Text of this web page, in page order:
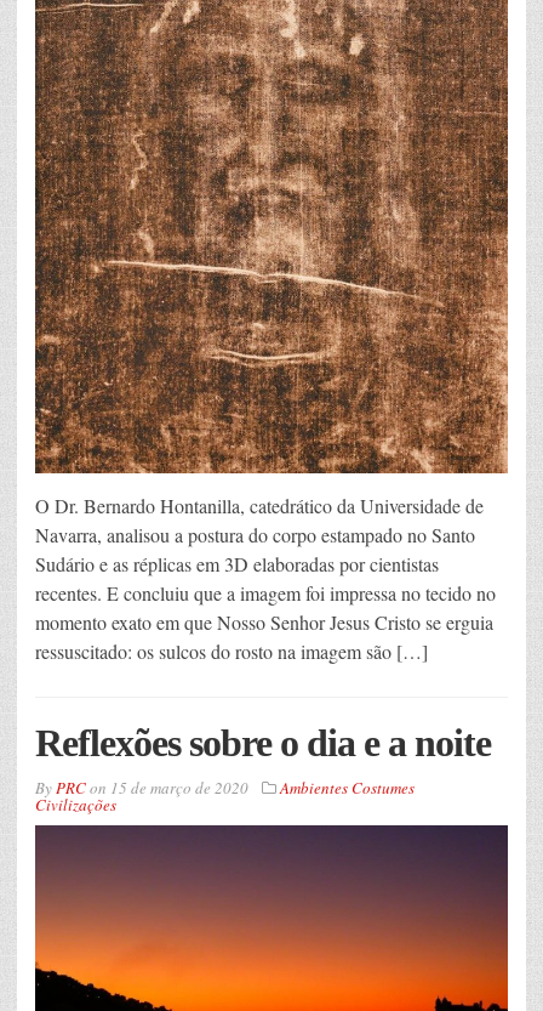
O Dr. Bernardo Hontanilla, catedrático da Universidade de
Navarra, analisou a postura do corpo estampado no Santo
Sudário e as réplicas em 3D elaboradas por cientistas
recentes. E concluiu que a imagem foi impressa no tecido no
momento exato em que Nosso Senhor Jesus Cristo se erguia
ressuscitado: os sulcos do rosto na imagem são […]
Reflexões sobre o dia e a noite
ByPRCon 15 de março de 2020 Ambientes Costumes
Civilizações